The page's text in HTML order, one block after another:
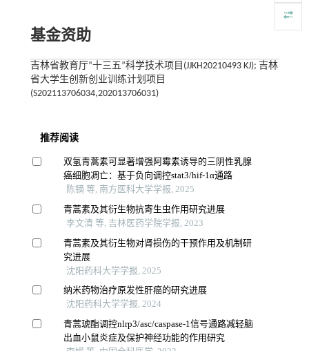
基金资助
吉林省教育厅“十三五”科学技术项目(JJKH20210493 KJ); 吉林
省大学生创新创业训练计划项目
(S202113706034,202013706031)